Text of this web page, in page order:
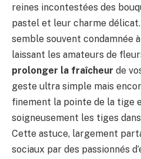
reines incontestées des
pastel et leur charme
semble souvent condamnée
laissant les amateurs de
prolonger la fraîcheur de
geste ultra simple mais
finement la pointe de la tige
soigneusement les tiges
Cette astuce, largement
sociaux par des passionnés